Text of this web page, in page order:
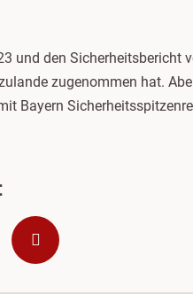
und den Sicherheitsbericht
zugenommen hat.
Bayern